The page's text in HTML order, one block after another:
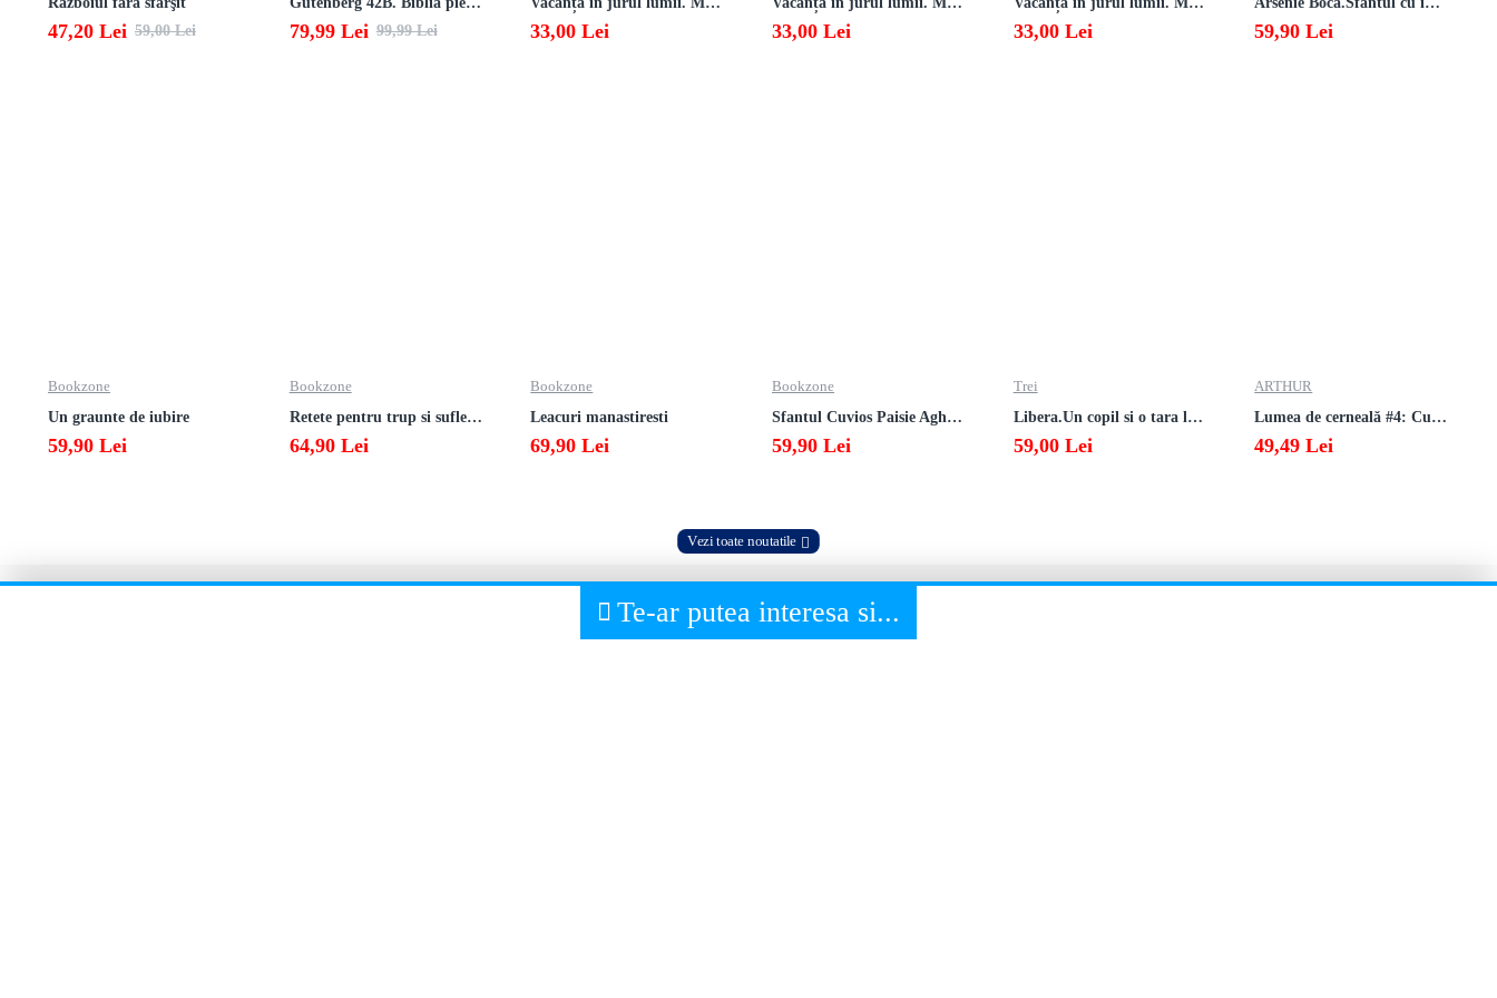
47,20 Lei 59,00 Lei 79,99 Lei 99,99 Lei 33,00 Lei 33,00 Lei 33,00 Lei 59,90 Lei
Bookzone
Un graunte de iubire
59,90 Lei
Bookzone
Retete pentru trup si suflet din bucataria manastirii
64,90 Lei
Bookzone
Leacuri manastiresti
69,90 Lei
Bookzone
Sfantul Cuvios Paisie Aghioritul
59,90 Lei
Trei
Libera.Un copil si o tara la sfarsitul istoriei.Lea Ypi
59,00 Lei
ARTHUR
Lumea de cerneală #4: Culoarea răzbunării
49,49 Lei
Vezi toate noutatile
Te-ar putea interesa si...